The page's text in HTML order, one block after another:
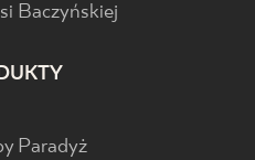
Baczyńskiej
Paradyż